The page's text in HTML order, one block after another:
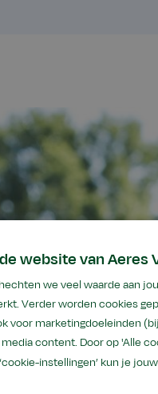
website van Aeres
we veel waarde aan
Verder worden cookies
voor marketingdoeleinden
content. Door op 'Alle
instellingen’ kun je